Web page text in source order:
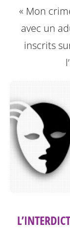
« Mon
avec un
inscrits